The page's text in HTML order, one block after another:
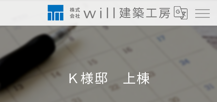
Ｋ様邸 上棟